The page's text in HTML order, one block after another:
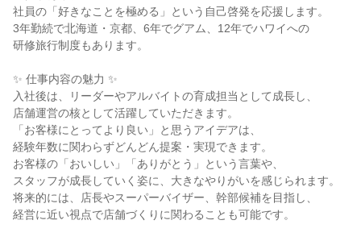
社員の「好きなことを極める」という自己啓発を応援します。
3年勤続で北海道・京都、6年でグアム、12年でハワイへの
研修旅行制度もあります。
✨ 仕事内容の魅力 ✨
入社後は、リーダーやアルバイトの育成担当として成長し、
店舗運営の核として活躍していただきます。
「お客様にとってより良い」と思うアイデアは、
経験年数に関わらずどんどん提案・実現できます。
お客様の「おいしい」「ありがとう」という言葉や、
スタッフが成長していく姿に、大きなやりがいを感じられます。
将来的には、店長やスーパーバイザー、幹部候補を目指し、
経営に近い視点で店舗づくりに関わることも可能です。